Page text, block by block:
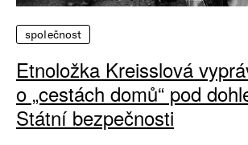
společnost
Etnoložka Kreisslová
o „cestách domů“ pod
Státní bezpečnosti